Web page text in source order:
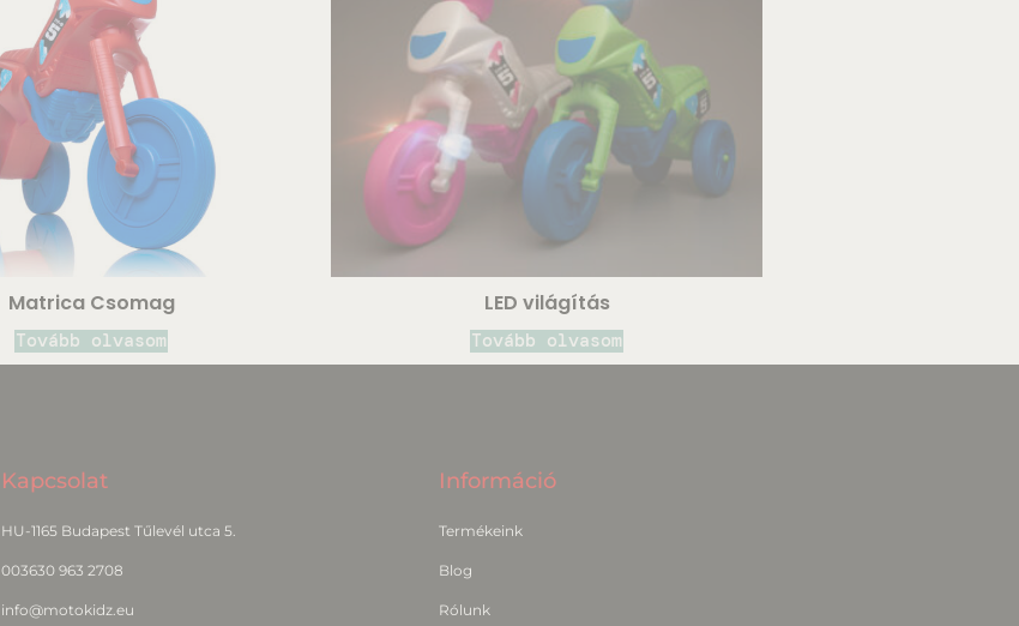
Matrica Csomag
Tovább olvasom
LED világítás
Tovább olvasom
Kapcsolat
HU-1165 Budapest Tűlevél utca 5.
003630 963 2708
info@motokidz.eu
Információ
Termékeink
Blog
Rólunk